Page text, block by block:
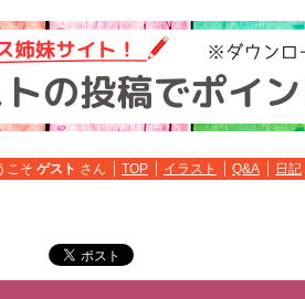
こそ ゲスト さん TOP イラスト Q&A 日記